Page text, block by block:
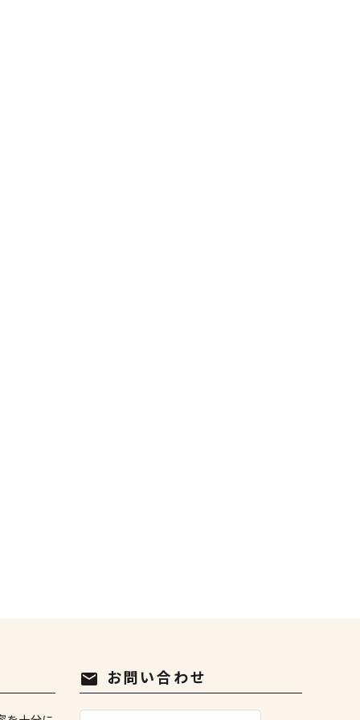
mail お問い合わせ